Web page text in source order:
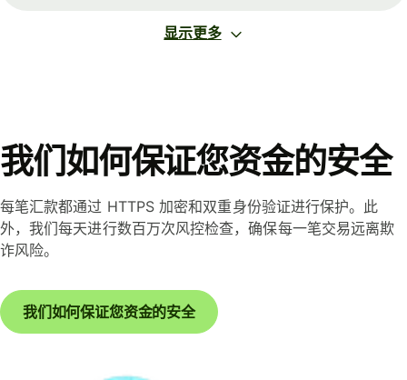
显示更多
我们如何保证您资金的安全
每笔汇款都通过 HTTPS 加密和双重身份验证进行保护。此
外，我们每天进行数百万次风控检查，确保每一笔交易远离欺
诈风险。
我们如何保证您资金的安全